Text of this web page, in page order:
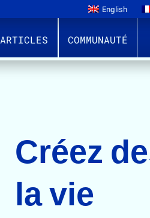
ARTICLES COMMUNAUTÉ
English
Créez
la vie